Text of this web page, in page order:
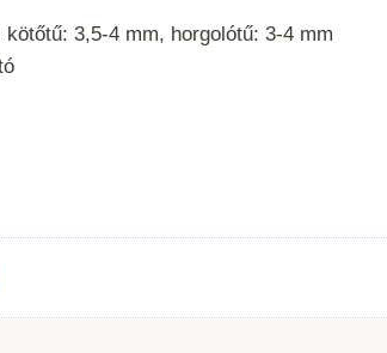
kötőtű: 3,5-4 mm, horgolótű: 3-4 mm